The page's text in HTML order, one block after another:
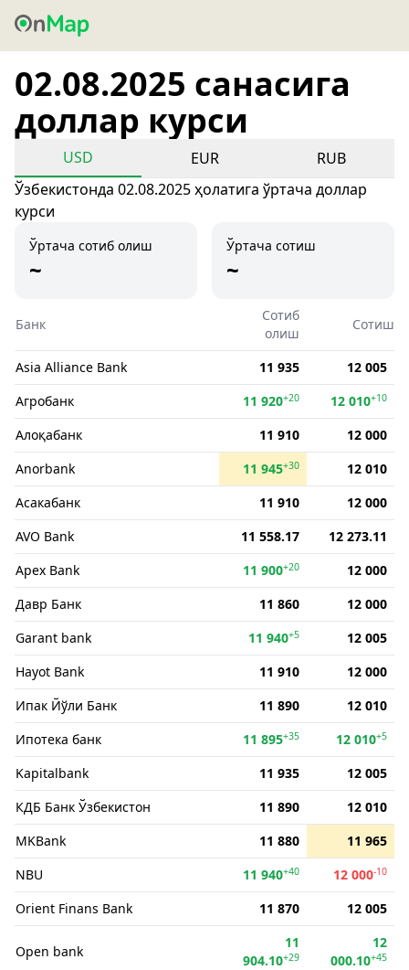
02.08.2025 санасига
доллар курси
USD EUR
RUB
Ўзбекистонда 02.08.2025 ҳолатига ўртача доллар
курси
Ўртача сотиб олиш
~
Ўртача сотиш
~
Банк
Сотиб
олиш
Сотиш
Asia Alliance Bank 11 935
12 005
Агробанк
11 920+20 12 010+10
Алоқабанк 11 910
12 000
Anorbank
11 945+30
12 010
Асакабанк
11 910
12 000
AVO Bank
11 558.17
12 273.11
Apex Bank
11 900+20
12 000
Давр Банк
11 860
12 000
Garant bank
11 940+5
12 005
Hayot Bank
11 910
12 000
Ипак Йўли Банк
11 890
12 010
Ипотека банк
11 895+35 12 010+5
Kapitalbank 11 935
12 005
КДБ Банк Ўзбекистон
11 890
12 010
MKBank
11 880
11 965
NBU
11 940+40 12 000-10
Orient Finans Bank 11 870 12 005
Open bank
11
904.10+29
12
000.10+45